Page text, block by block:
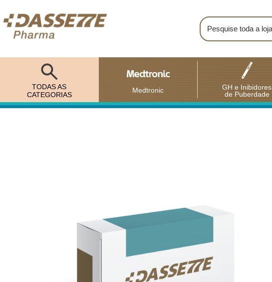
TODAS AS
CATEGORIAS
Medtronic
GH e Inibidores
de Puberdade